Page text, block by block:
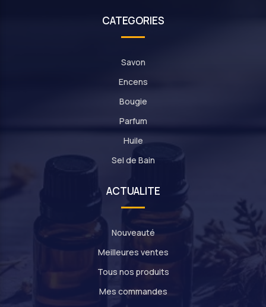
CATEGORIES
Savon
Encens
Bougie
Parfum
Huile
Sel de Bain
ACTUALITE
Nouveauté
Meilleures ventes
Tous nos produits
Mes commandes